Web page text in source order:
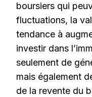
boursiers qui
fluctuations, la
tendance à
investir dans
seulement de
mais également
de la revente du